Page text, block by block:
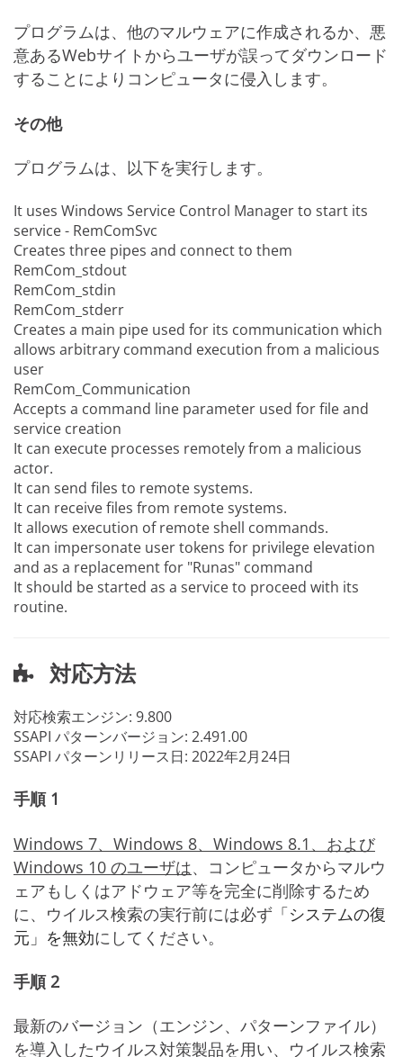
プログラムは、他のマルウェアに作成されるか、悪
意あるWebサイトからユーザが誤ってダウンロード
することによりコンピュータに侵入します。
その他
プログラムは、以下を実行します。
It uses Windows Service Control Manager to start its
service - RemComSvc
Creates three pipes and connect to them
RemCom_stdout
RemCom_stdin
RemCom_stderr
Creates a main pipe used for its communication which
allows arbitrary command execution from a malicious
user
RemCom_Communication
Accepts a command line parameter used for file and
service creation
It can execute processes remotely from a malicious
actor.
It can send files to remote systems.
It can receive files from remote systems.
It allows execution of remote shell commands.
It can impersonate user tokens for privilege elevation
and as a replacement for "Runas" command
It should be started as a service to proceed with its
routine.
対応方法
対応検索エンジン: 9.800
SSAPI パターンバージョン: 2.491.00
SSAPI パターンリリース日: 2022年2月24日
手順 1
Windows 7、Windows 8、Windows 8.1、および
Windows 10 のユーザは、コンピュータからマルウ
ェアもしくはアドウェア等を完全に削除するため
に、ウイルス検索の実行前には必ず 「システムの復
元」を無効にしてください。
手順 2
最新のバージョン（エンジン、パターンファイル）
を導入したウイルス対策製品を用い、ウイルス検索